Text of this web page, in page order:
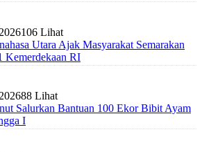
106 Lihat
Utara Ajak Masyarakat Semarakan
Kemerdekaan RI
88 Lihat
Salurkan Bantuan 100 Ekor Bibit Ayam
I